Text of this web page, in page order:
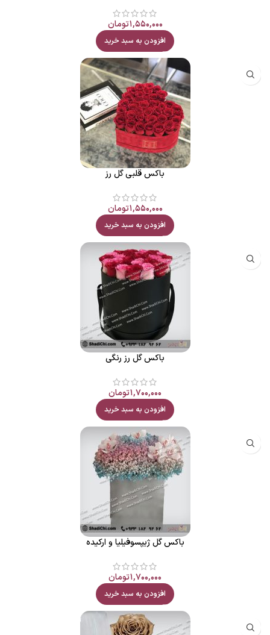
۱,۵۵۰,۰۰۰تومان
افزودن به سبد خرید
باکس قلبی گل رز
۱,۵۵۰,۰۰۰تومان
افزودن به سبد خرید
باکس گل رز رنگی
۱,۷۰۰,۰۰۰تومان
افزودن به سبد خرید
باکس گل ژیپسوفیلیا و ارکیده
۱,۷۰۰,۰۰۰تومان
افزودن به سبد خرید